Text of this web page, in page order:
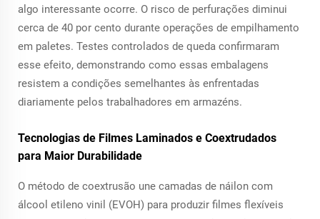
algo interessante ocorre. O risco de perfurações diminui
cerca de 40 por cento durante operações de empilhamento
em paletes. Testes controlados de queda confirmaram
esse efeito, demonstrando como essas embalagens
resistem a condições semelhantes às enfrentadas
diariamente pelos trabalhadores em armazéns.
Tecnologias de Filmes Laminados e Coextrudados
para Maior Durabilidade
O método de coextrusão une camadas de náilon com
álcool etileno vinil (EVOH) para produzir filmes flexíveis